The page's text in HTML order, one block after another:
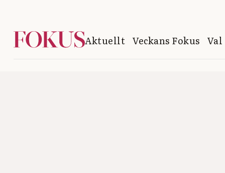
Aktuellt Veckans Fokus Val